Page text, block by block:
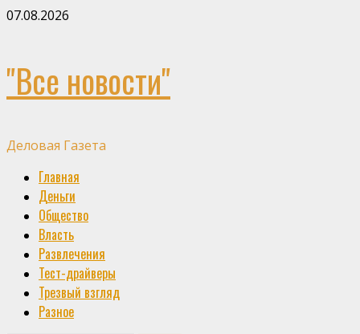
Skip
07.08.2026
"Все новости"
Деловая Газета
Primary
Menu
Главная
Деньги
Общество
Власть
Развлечения
Тест-драйверы
Трезвый взгляд
Разное